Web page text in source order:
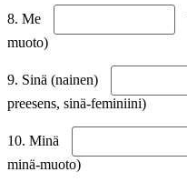
8. Me
muoto)
9. Sinä (nainen)
preesens, sinä-feminiini)
10. Minä
minä-muoto)